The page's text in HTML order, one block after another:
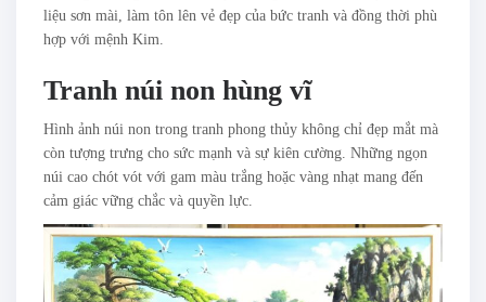
liệu sơn mài, làm tôn lên vẻ đẹp của bức tranh và đồng thời phù
hợp với mệnh Kim.
Tranh núi non hùng vĩ
Hình ảnh núi non trong tranh phong thủy không chỉ đẹp mắt mà
còn tượng trưng cho sức mạnh và sự kiên cường. Những ngọn
núi cao chót vót với gam màu trắng hoặc vàng nhạt mang đến
cảm giác vững chắc và quyền lực.